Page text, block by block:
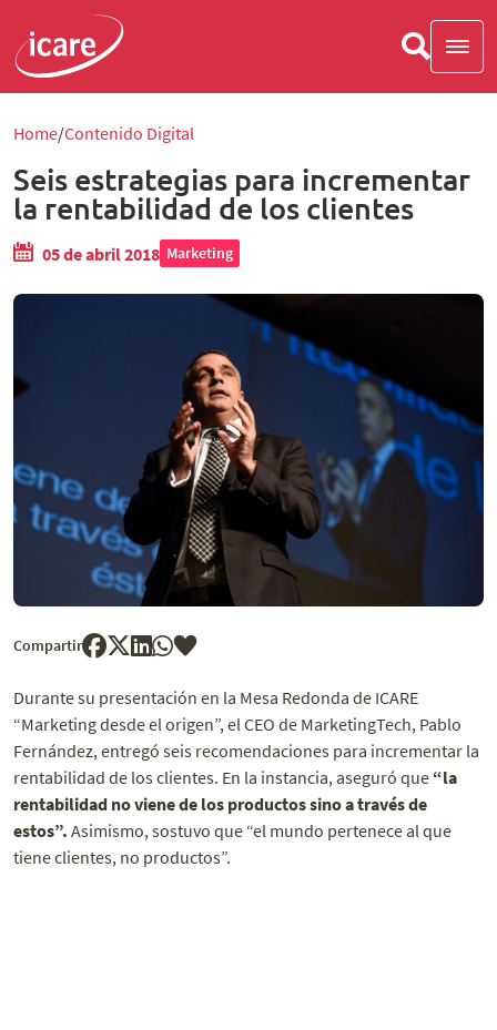
Home Contenido Digital
Seis estrategias para incrementar
la rentabilidad de los clientes
05 de abril 2018 Marketing
Compartir
Durante su presentación en la Mesa Redonda de ICARE
“Marketing desde el origen”, el CEO de MarketingTech, Pablo
Fernández, entregó seis recomendaciones para incrementar la
rentabilidad de los clientes. En la instancia, aseguró que “la
rentabilidad no viene de los productos sino a través de
estos”. Asimismo, sostuvo que “el mundo pertenece al que
tiene clientes, no productos”.